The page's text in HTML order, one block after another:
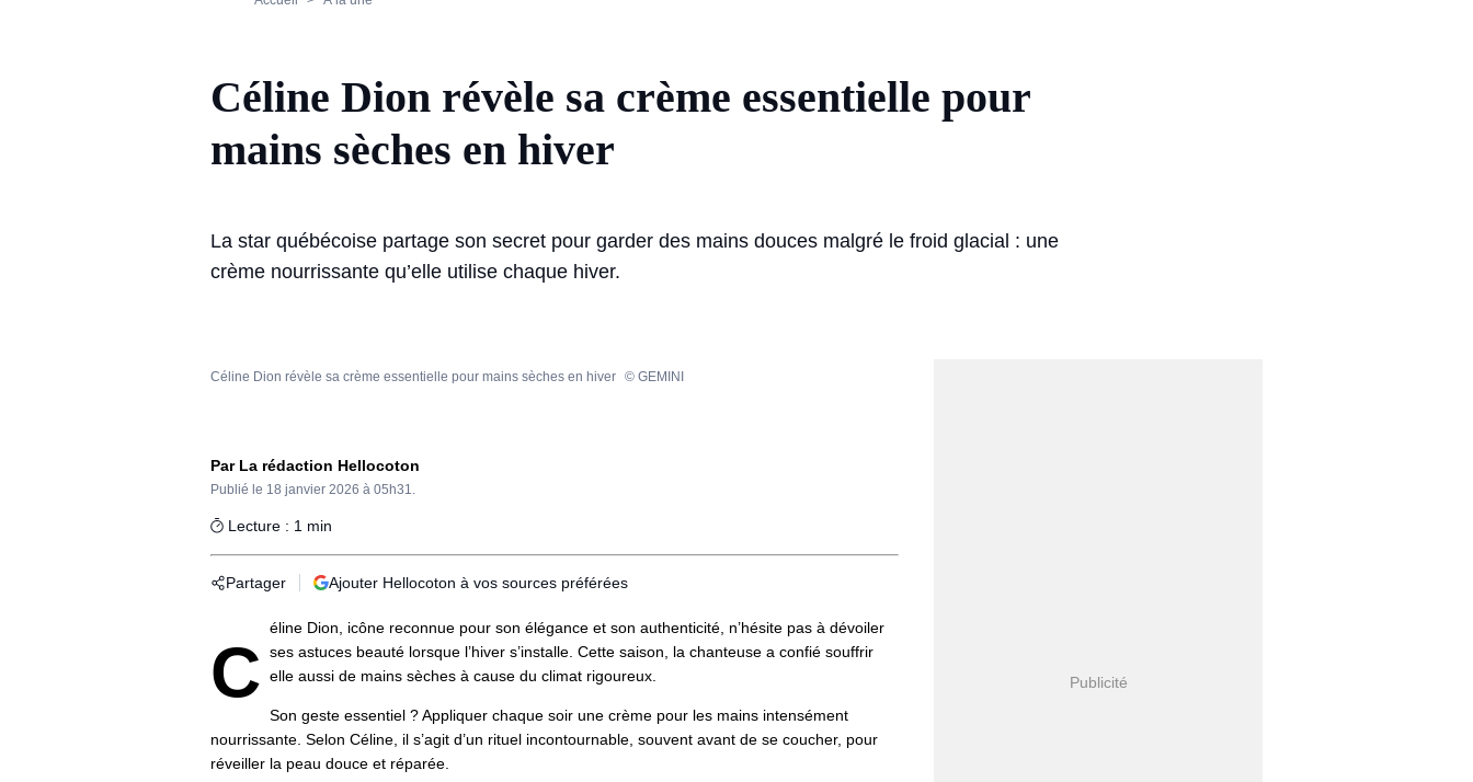
Céline Dion révèle sa crème essentielle pour
mains sèches en hiver
La star québécoise partage son secret pour garder des mains douces malgré le froid glacial : une
crème nourrissante qu’elle utilise chaque hiver.
Céline Dion révèle sa crème essentielle pour mains sèches en hiver © GEMINI
Par La rédaction Hellocoton
Publié le 18 janvier 2026 à 05h31.
Lecture : 1 min
Partager Ajouter Hellocoton à vos sources préférées
C
éline Dion, icône reconnue pour son élégance et son authenticité, n’hésite pas à dévoiler
ses astuces beauté lorsque l’hiver s’installe. Cette saison, la chanteuse a confié souffrir
elle aussi de mains sèches à cause du climat rigoureux.
Son geste essentiel ? Appliquer chaque soir une crème pour les mains intensément
nourrissante. Selon Céline, il s’agit d’un rituel incontournable, souvent avant de se coucher, pour
réveiller la peau douce et réparée.